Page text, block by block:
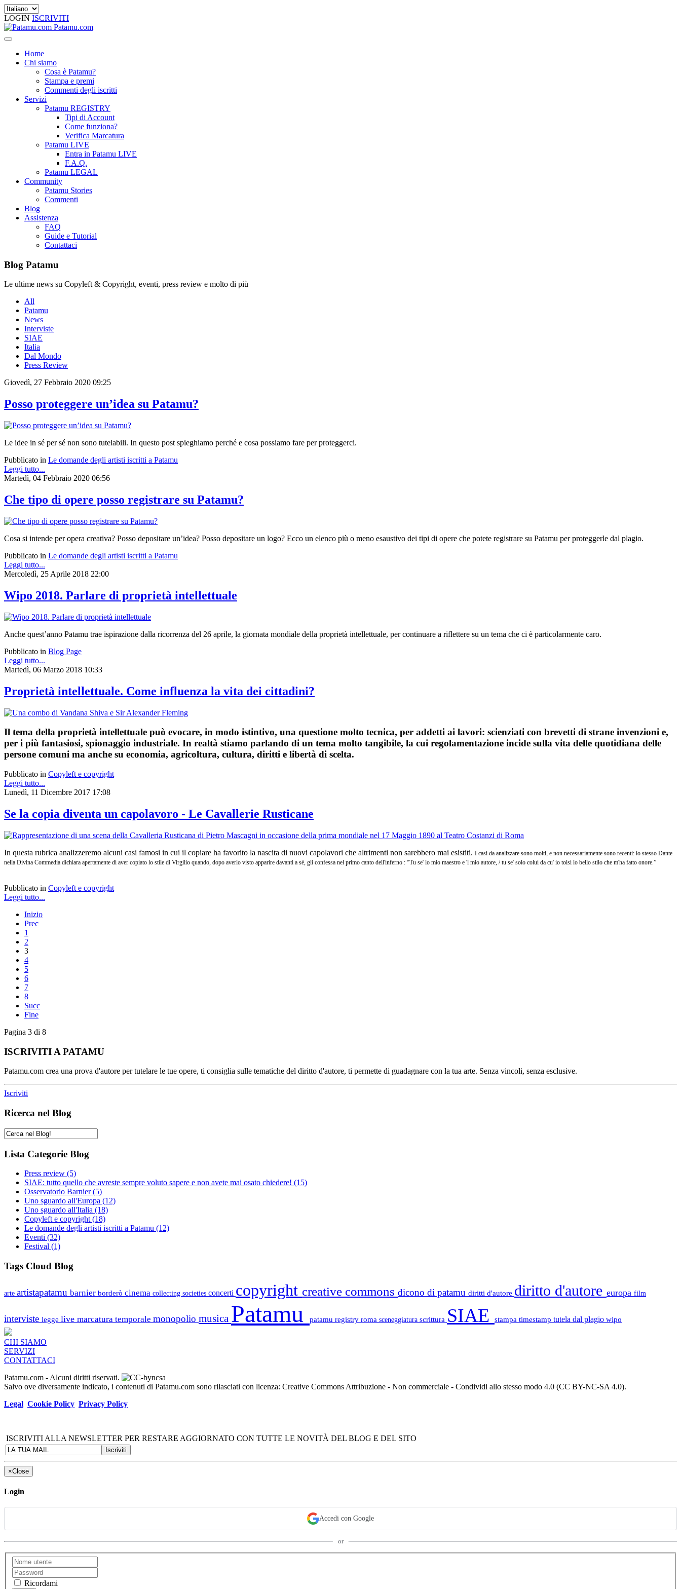
LOGIN ISCRIVITI
Patamu.com
Home
Chi siamo
Cosa è Patamu?
Stampa e premi
Commenti degli iscritti
Servizi
Patamu REGISTRY
Tipi di Account
Come funziona?
Verifica Marcatura
Patamu LIVE
Entra in Patamu LIVE
F.A.Q.
Patamu LEGAL
Community
Patamu Stories
Commenti
Blog
Assistenza
FAQ
Guide e Tutorial
Contattaci
Blog Patamu
Le ultime news su Copyleft & Copyright, eventi, press review e molto di più
All
Patamu
News
Interviste
SIAE
Italia
Dal Mondo
Press Review
Giovedì, 27 Febbraio 2020 09:25
Posso proteggere un’idea su Patamu?
Le idee in sé per sé non sono tutelabili. In questo post spieghiamo perché e cosa possiamo fare per proteggerci.
Pubblicato in Le domande degli artisti iscritti a Patamu
Leggi tutto...
Martedì, 04 Febbraio 2020 06:56
Che tipo di opere posso registrare su Patamu?
Cosa si intende per opera creativa? Posso depositare un’idea? Posso depositare un logo? Ecco un elenco più o meno esaustivo dei tipi di opere che potete registrare su Patamu per proteggerle dal plagio.
Pubblicato in Le domande degli artisti iscritti a Patamu
Leggi tutto...
Mercoledì, 25 Aprile 2018 22:00
Wipo 2018. Parlare di proprietà intellettuale
Anche quest’anno Patamu trae ispirazione dalla ricorrenza del 26 aprile, la giornata mondiale della proprietà intellettuale, per continuare a riflettere su un tema che ci è particolarmente caro.
Pubblicato in Blog Page
Leggi tutto...
Martedì, 06 Marzo 2018 10:33
Proprietà intellettuale. Come influenza la vita dei cittadini?
Il tema della proprietà intellettuale può evocare, in modo istintivo, una questione molto tecnica, per addetti ai lavori: scienziati con brevetti di strane invenzioni e,
per i più fantasiosi, spionaggio industriale. In realtà stiamo parlando di un tema molto tangibile, la cui regolamentazione incide sulla vita delle quotidiana delle
persone comuni ma anche su economia, agricoltura, cultura, diritti e libertà di scelta.
Pubblicato in Copyleft e copyright
Leggi tutto...
Lunedì, 11 Dicembre 2017 17:08
Se la copia diventa un capolavoro - Le Cavallerie Rusticane
In questa rubrica analizzeremo alcuni casi famosi in cui il copiare ha favorito la nascita di nuovi capolavori che altrimenti non sarebbero mai esistiti. I casi da analizzare sono molti, e non necessariamente sono recenti: lo stesso Dante
nella Divina Commedia dichiara apertamente di aver copiato lo stile di Virgilio quando, dopo averlo visto apparire davanti a sé, gli confessa nel primo canto dell'inferno : “Tu se' lo mio maestro e 'l mio autore, / tu se' solo colui da cu' io tolsi lo bello stilo che m'ha fatto onore.”
Pubblicato in Copyleft e copyright
Leggi tutto...
Inizio
Prec
1
2
3
4
5
6
7
8
Succ
Fine
Pagina 3 di 8
ISCRIVITI A PATAMU
Patamu.com crea una prova d'autore per tutelare le tue opere, ti consiglia sulle tematiche del diritto d'autore, ti permette di guadagnare con la tua arte. Senza vincoli, senza esclusive.
Iscriviti
Ricerca nel Blog
Lista Categorie Blog
Press review (5)
SIAE: tutto quello che avreste sempre voluto sapere e non avete mai osato chiedere! (15)
Osservatorio Barnier(5)
Uno sguardo all'Europa (12)
Uno sguardo all'Italia (18)
Copyleft e copyright (18)
Le domande degli artisti iscritti a Patamu (12)
Eventi (32)
Festival (1)
Tags Cloud Blog
arte artistapatamu barnier borderò cinema collecting societies concerti copyright creative commons dicono di patamu diritti d'autore diritto d'autore europa film
interviste legge live marcatura temporale monopolio musica Patamu patamu registry roma sceneggiatura scrittura SIAE stampa timestamp tutela dal plagio wipo
CHI SIAMO
SERVIZI
CONTATTACI
Patamu.com - Alcuni diritti riservati.
Salvo ove diversamente indicato, i contenuti di Patamu.com sono rilasciati con licenza: Creative Commons Attribuzione - Non commerciale - Condividi allo stesso modo 4.0 (CC BY-NC-SA 4.0).
Legal Cookie Policy Privacy Policy
ISCRIVITI ALLA NEWSLETTER PER RESTARE AGGIORNATO CON TUTTE LE NOVITÀ DEL BLOG E DEL SITO
×Close
Login
Accedi con Google
or
Ricordami